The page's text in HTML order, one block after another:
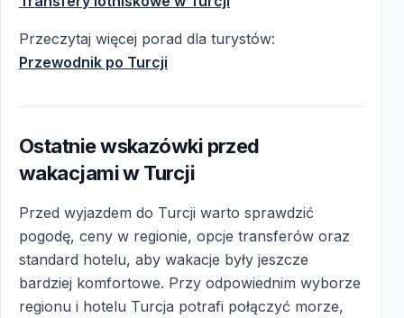
Przeczytaj więcej porad dla turystów:
Przewodnik po Turcji
Ostatnie wskazówki przed
wakacjami w Turcji
Przed wyjazdem do Turcji warto sprawdzić
pogodę, ceny w regionie, opcje transferów oraz
standard hotelu, aby wakacje były jeszcze
bardziej komfortowe. Przy odpowiednim wyborze
regionu i hotelu Turcja potrafi połączyć morze,